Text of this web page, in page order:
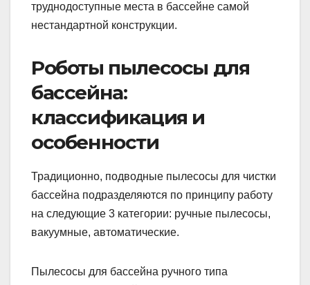
труднодоступные места в бассейне самой
нестандартной конструкции.
Роботы пылесосы для
бассейна:
классификация и
особенности
Традиционно, подводные пылесосы для чистки
бассейна подразделяются по принципу работу
на следующие 3 категории: ручные пылесосы,
вакуумные, автоматические.
Пылесосы для бассейна ручного типа